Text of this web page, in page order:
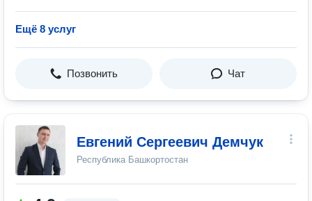
Ещё 8 услуг
Позвонить Чат
Евгений Сергеевич Демчук
Республика Башкортостан